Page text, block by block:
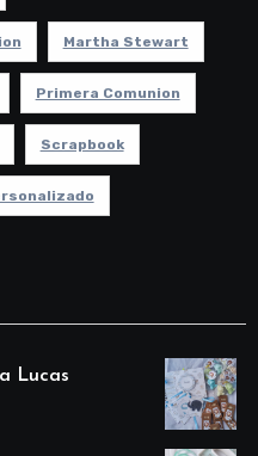
Martha Stewart
Primera Comunion
Scrapbook
Lucas